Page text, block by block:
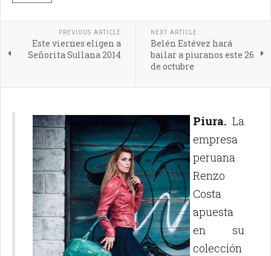
PREVIOUS ARTICLE
Este viernes eligen a
Señorita Sullana 2014
NEXT ARTICLE
Belén Estévez hará
bailar a piuranos este 26
de octubre
Piura. La
empresa
peruana
Renzo
Costa
apuesta
en su
colección